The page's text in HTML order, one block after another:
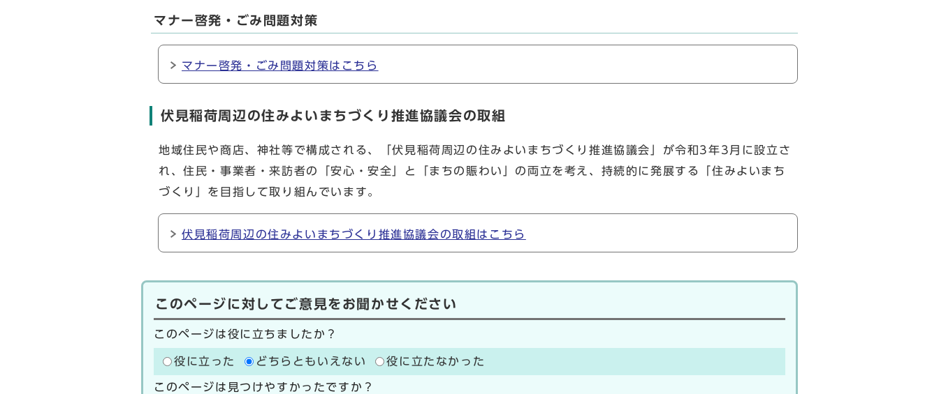
マナー啓発・ごみ問題対策
マナー啓発・ごみ問題対策はこちら
伏見稲荷周辺の住みよいまちづくり推進協議会の取組
地域住民や商店、神社等で構成される、「伏見稲荷周辺の住みよいまちづくり推進協議会」が令和3年3月に設立さ
れ、住民・事業者・来訪者の「安心・安全」と「まちの賑わい」の両立を考え、持続的に発展する「住みよいまち
づくり」を目指して取り組んでいます。
伏見稲荷周辺の住みよいまちづくり推進協議会の取組はこちら
このページに対してご意見をお聞かせください
このページは役に立ちましたか？
役に立った どちらともいえない 役に立たなかった
このページは見つけやすかったですか？